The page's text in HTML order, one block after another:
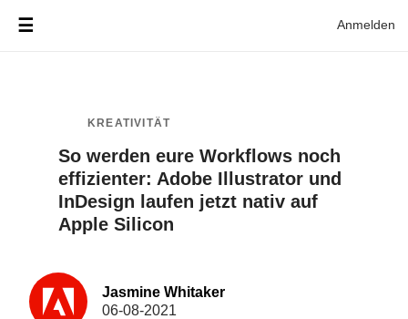
Anmelden
KREATIVITÄT
So werden eure Workflows noch
effizienter: Adobe Illustrator und
InDesign laufen jetzt nativ auf
Apple Silicon
Jasmine Whitaker
06-08-2021